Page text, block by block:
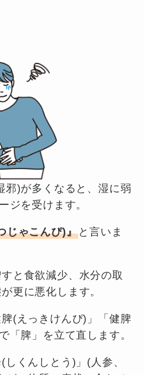
邪)が多くなると、湿に弱
ジを受けます。
じゃこんぴ)』 と言いま
と食欲減少、水分の取
更に悪化します。
(えっきけんぴ)」「健脾
「脾」を立て直します。
くんしとう)」(人参、